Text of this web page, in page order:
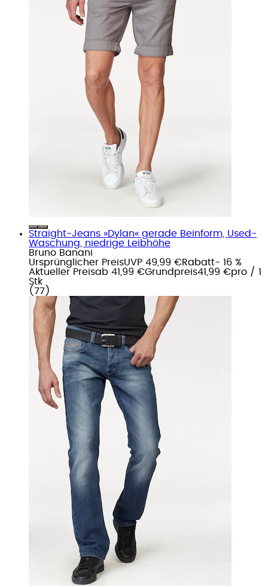
Straight-Jeans »Dylan« gerade Beinform, Used-
Waschung, niedrige Leibhöhe
Bruno Banani
Ursprünglicher PreisUVP 49,99 €Rabatt- 16 %
Aktueller Preisab 41,99 €Grundpreis41,99 €pro / 1
Stk
( 77 )